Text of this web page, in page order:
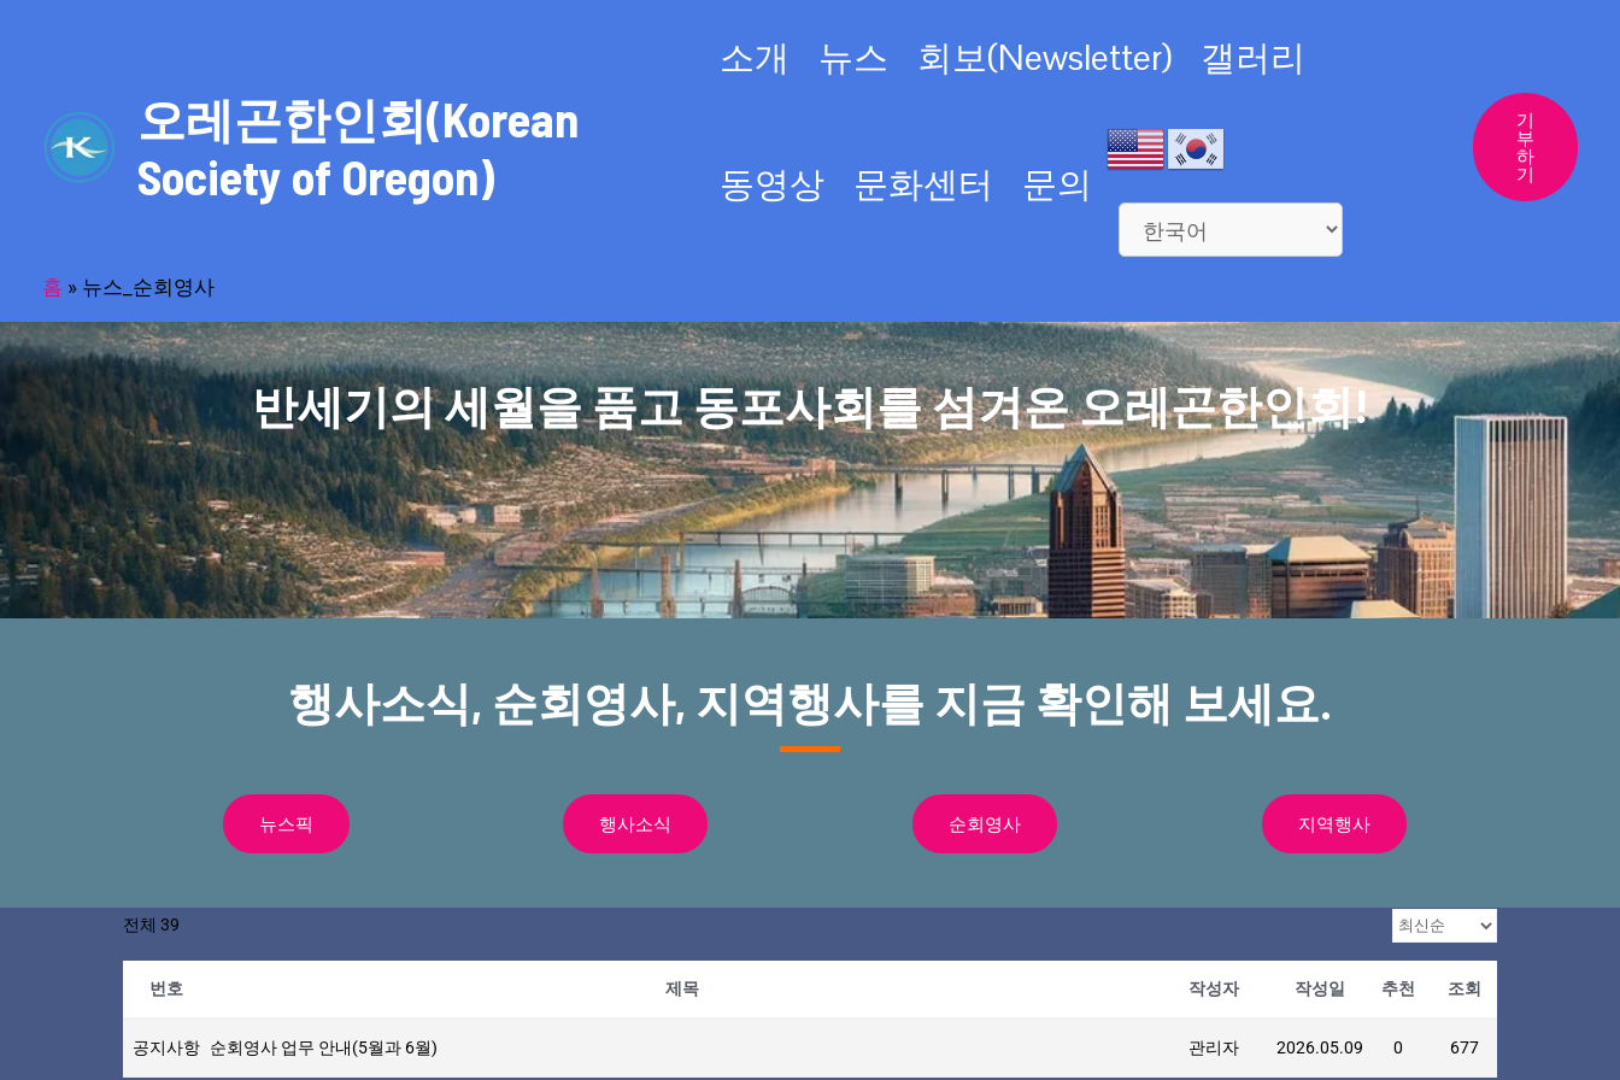
오레곤한인회(Korean
Society of Oregon)
소개 뉴스 회보(Newsletter) 갤러리
동영상 문화센터 문의
기
부
하
기
홈 » 뉴스_순회영사
반세기의 세월을 품고 동포사회를 섬겨온 오레곤한인회!
행사소식, 순회영사, 지역행사를 지금 확인해 보세요.
뉴스픽 행사소식 순회영사 지역행사
전체 39
번호 제목 작성자 작성일 추천 조회
공지사항 순회영사 업무 안내(5월과 6월) 관리자 2026.05.09 0 677